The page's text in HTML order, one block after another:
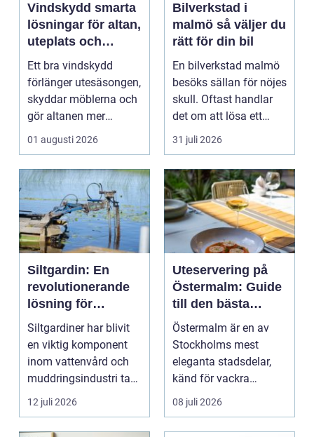
Vindskydd smarta
lösningar för altan,
uteplats och
uterum
Ett bra vindskydd
förlänger utesäsongen,
skyddar möblerna och
gör altanen mer
ombonad utan att
känna...
01 augusti 2026
Bilverkstad i
malmö så väljer du
rätt för din bil
En bilverkstad malmö
besöks sällan för nöjes
skull. Oftast handlar
det om att lösa ett
problem snabb...
31 juli 2026
Siltgardin: En
revolutionerande
lösning för
vattenmiljöer
Siltgardiner har blivit
en viktig komponent
inom vattenvård och
muddringsindustri tack
vare si...
12 juli 2026
Uteservering på
Östermalm: Guide
till den bästa
restaurangen på
Östermalm
Östermalm är en av
Stockholms mest
eleganta stadsdelar,
känd för vackra
kvarter,...
08 juli 2026